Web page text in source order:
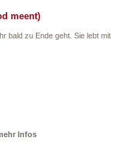
meent)
bald zu Ende geht. Sie lebt mit
Infos